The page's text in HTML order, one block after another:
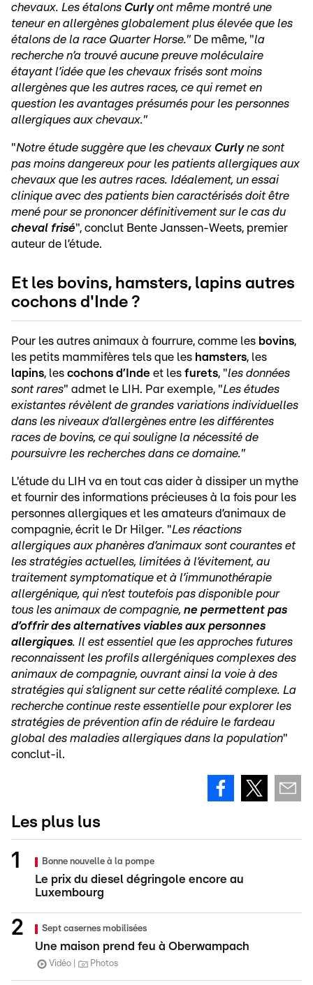
chevaux. Les étalons Curlyont même montré une
teneur en allergènes globalement plus élevée que les
étalons de la race Quarter Horse." De même, "la
recherche n’a trouvé aucune preuve moléculaire
étayant l’idée que les chevaux frisés sont moins
allergènes que les autres races, ce qui remet en
question les avantages présumés pour les personnes
allergiques aux chevaux."
"Notre étude suggère que les chevaux Curlyne sont
pas moins dangereux pour les patients allergiques aux
chevaux que les autres races. Idéalement, un essai
clinique avec des patients bien caractérisés doit être
mené pour se prononcer définitivement sur le cas du
cheval frisé", conclut Bente Janssen-Weets, premier
auteur de l’étude.
Et les bovins, hamsters, lapins autres
cochons d'Inde ?
Pour les autres animaux à fourrure, comme les bovins,
les petits mammifères tels que les hamsters, les
lapins, les cochons d’Inde et les furets, "les données
sont rares" admet le LIH. Par exemple, "Les études
existantes révèlent de grandes variations individuelles
dans les niveaux d’allergènes entre les différentes
races de bovins, ce qui souligne la nécessité de
poursuivre les recherches dans ce domaine."
L'étude du LIH va en tout cas aider à dissiper un mythe
et fournir des informations précieuses à la fois pour les
personnes allergiques et les amateurs d’animaux de
compagnie, écrit le Dr Hilger. "Les réactions
allergiques aux phanères d’animaux sont courantes et
les stratégies actuelles, limitées à l’évitement, au
traitement symptomatique et à l’immunothérapie
allergénique, qui n’est toutefois pas disponible pour
tous les animaux de compagnie, ne permettent pas
d’offrir des alternatives viables aux personnes
allergiques. Il est essentiel que les approches futures
reconnaissent les profils allergéniques complexes des
animaux de compagnie, ouvrant ainsi la voie à des
stratégies qui s’alignent sur cette réalité complexe. La
recherche continue reste essentielle pour explorer les
stratégies de prévention afin de réduire le fardeau
global des maladies allergiques dans la population"
conclut-il.
Les plus lus
Bonne nouvelle à la pompe
Le prix du diesel dégringole encore au
Luxembourg
Sept casernes mobilisées
Une maison prend feu à Oberwampach
Vidéo Photos